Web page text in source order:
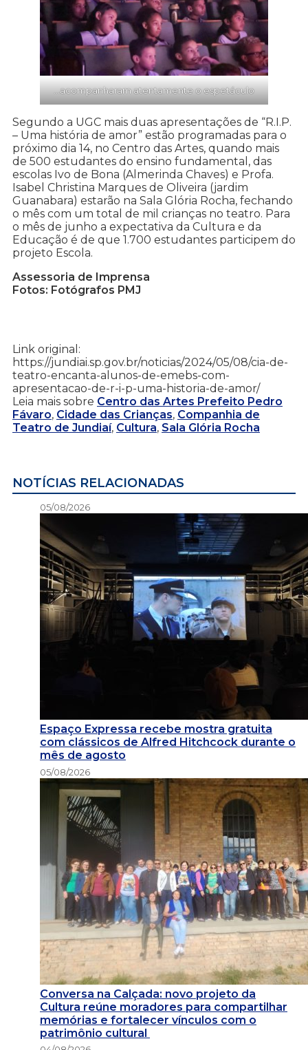
…acompanharam atentamente o espetáculo
Segundo a UGC mais duas apresentações de “R.I.P.
– Uma história de amor” estão programadas para o
próximo dia 14, no Centro das Artes, quando mais
de 500 estudantes do ensino fundamental, das
escolas Ivo de Bona (Almerinda Chaves) e Profa.
Isabel Christina Marques de Oliveira (jardim
Guanabara) estarão na Sala Glória Rocha, fechando
o mês com um total de mil crianças no teatro. Para
o mês de junho a expectativa da Cultura e da
Educação é de que 1.700 estudantes participem do
projeto Escola.
Assessoria de Imprensa
Fotos: Fotógrafos PMJ
Link original:
https://jundiai.sp.gov.br/noticias/2024/05/08/cia-de-
teatro-encanta-alunos-de-emebs-com-
apresentacao-de-r-i-p-uma-historia-de-amor/
Leia mais sobre Centro das Artes Prefeito Pedro
Fávaro, Cidade das Crianças, Companhia de
Teatro de Jundiaí, Cultura, Sala Glória Rocha
NOTÍCIAS RELACIONADAS
05/08/2026
Espaço Expressa recebe mostra gratuita
com clássicos de Alfred Hitchcock durante o
mês de agosto
05/08/2026
Conversa na Calçada: novo projeto da
Cultura reúne moradores para compartilhar
memórias e fortalecer vínculos com o
patrimônio cultural